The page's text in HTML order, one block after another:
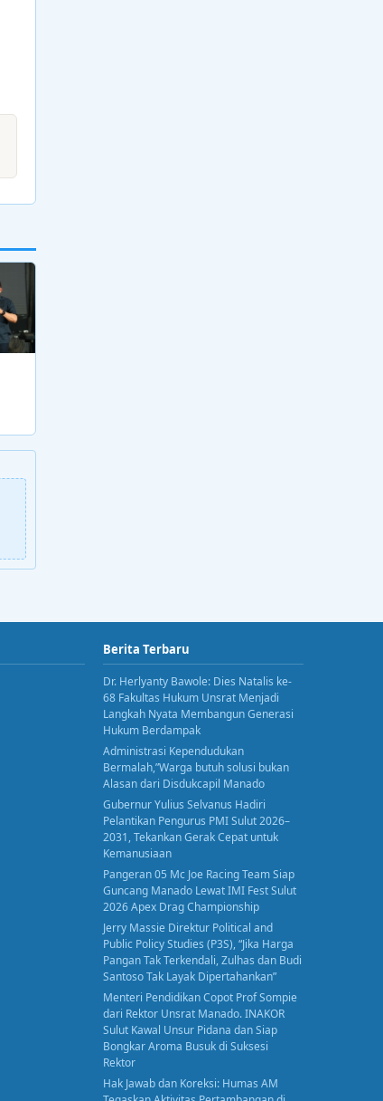
Berita Terbaru
Dr. Herlyanty Bawole: Dies Natalis ke-
68 Fakultas Hukum Unsrat Menjadi
Langkah Nyata Membangun Generasi
Hukum Berdampak
Administrasi Kependudukan
Bermalah,”Warga butuh solusi bukan
Alasan dari Disdukcapil Manado
Gubernur Yulius Selvanus Hadiri
Pelantikan Pengurus PMI Sulut 2026–
2031, Tekankan Gerak Cepat untuk
Kemanusiaan
Pangeran 05 Mc Joe Racing Team Siap
Guncang Manado Lewat IMI Fest Sulut
2026 Apex Drag Championship
Jerry Massie Direktur Political and
Public Policy Studies (P3S), “Jika Harga
Pangan Tak Terkendali, Zulhas dan Budi
Santoso Tak Layak Dipertahankan”
Menteri Pendidikan Copot Prof Sompie
dari Rektor Unsrat Manado. INAKOR
Sulut Kawal Unsur Pidana dan Siap
Bongkar Aroma Busuk di Suksesi
Rektor
Hak Jawab dan Koreksi: Humas AM